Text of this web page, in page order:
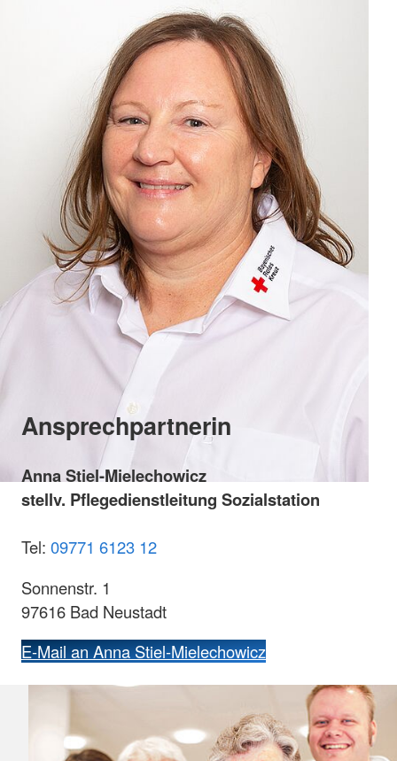
Ansprechpartnerin
Anna Stiel-Mielechowicz
stellv. Pflegedienstleitung Sozialstation
Tel: 09771 6123 12
Sonnenstr. 1
97616 Bad Neustadt
E-Mail an Anna Stiel-Mielechowicz